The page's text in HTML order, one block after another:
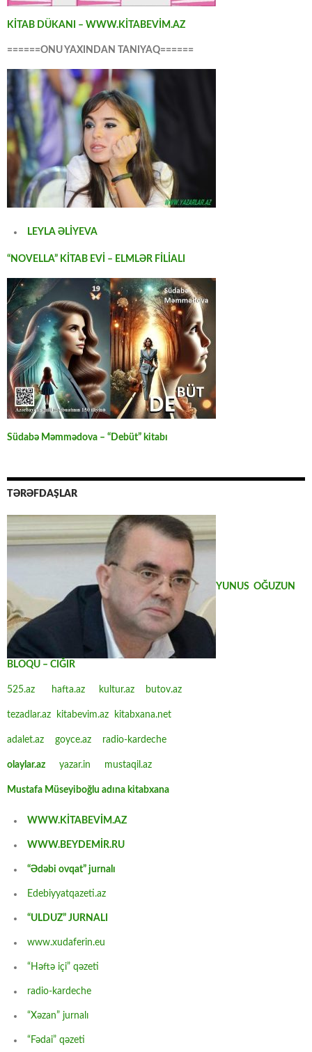
KİTAB DÜKANI – WWW.KİTABEVİM.AZ
======ONU YAXINDAN TANIYAQ======
LEYLA ƏLİYEVA
“NOVELLA” KİTAB EVİ – ELMLƏR FİLİALI
Südabə Məmmədova – “Debüt” kitabı
TƏRƏFDAŞLAR
YUNUS OĞUZUN
BLOQU – CIĞIR
525.az hafta.az kultur.az butov.az
tezadlar.az kitabevim.az kitabxana.net
adalet.az goyce.az radio-kardeche
olaylar.az yazar.in mustaqil.az
Mustafa Müseyiboğlu adına kitabxana
WWW.KİTABEVİM.AZ
WWW.BEYDEMİR.RU
“Ədəbi ovqat” jurnalı
Edebiyyatqazeti.az
“ULDUZ” JURNALI
www.xudaferin.eu
“Həftə içi” qəzeti
radio-kardeche
“Xəzan” jurnalı
“Fədai” qəzeti